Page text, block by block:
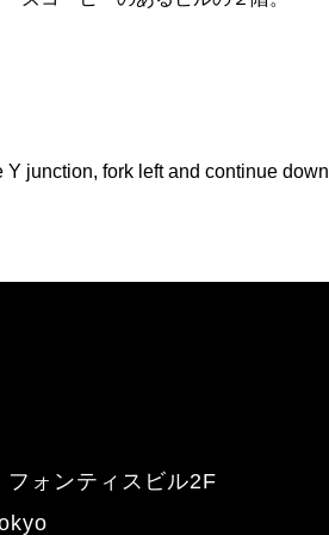
junction, fork left and continue down
ォンティスビル2F